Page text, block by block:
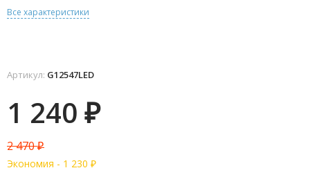
Все характеристики
Артикул: G12547LED
1 240 ₽
2 470₽
Экономия - 1 230 ₽